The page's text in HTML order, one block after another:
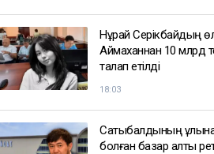
Нұрай Серікбайдың
Аймаханнан 10 млрд
талап етілді
18:03
Сатыбалдының ұлына
болған базар алты